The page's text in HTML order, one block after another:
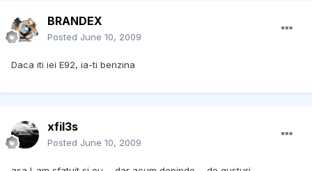
BRANDEX
Posted June 10, 2009
Daca iti iei E92, ia-ti benzina
xfil3s
Posted June 10, 2009